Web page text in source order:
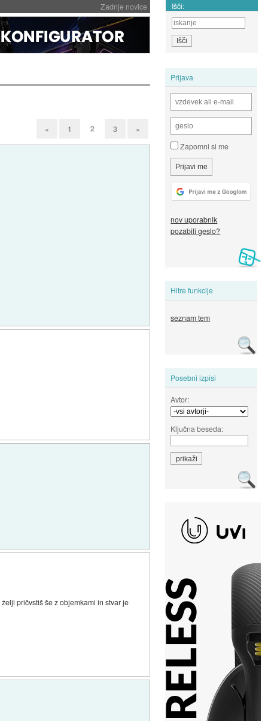
Zadnje novice Išči:
Prijava
Zapomni si me
nov uporabnik
pozabili geslo?
Hitre funkcije
seznam tem
Posebni izpisi
Avtor:
Ključna beseda:
« 1 2 3 »
pričvstiš še z objemkami in stvar je